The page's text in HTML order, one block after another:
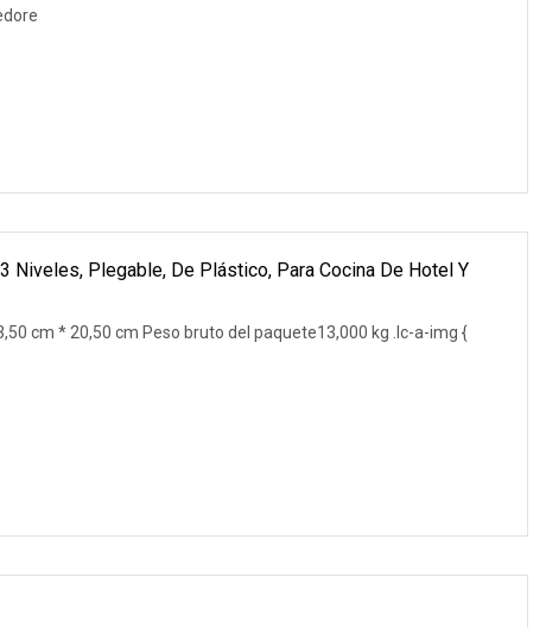
Niveles, Plegable, De Plástico, Para Cocina De Hotel Y
cm * 20,50 cm Peso bruto del paquete13,000 kg .lc-a-img {